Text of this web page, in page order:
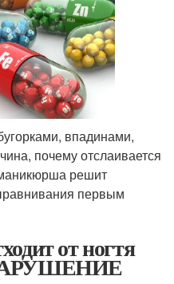
впадинами,
почему отслаивается
решит
первым
от ногтя